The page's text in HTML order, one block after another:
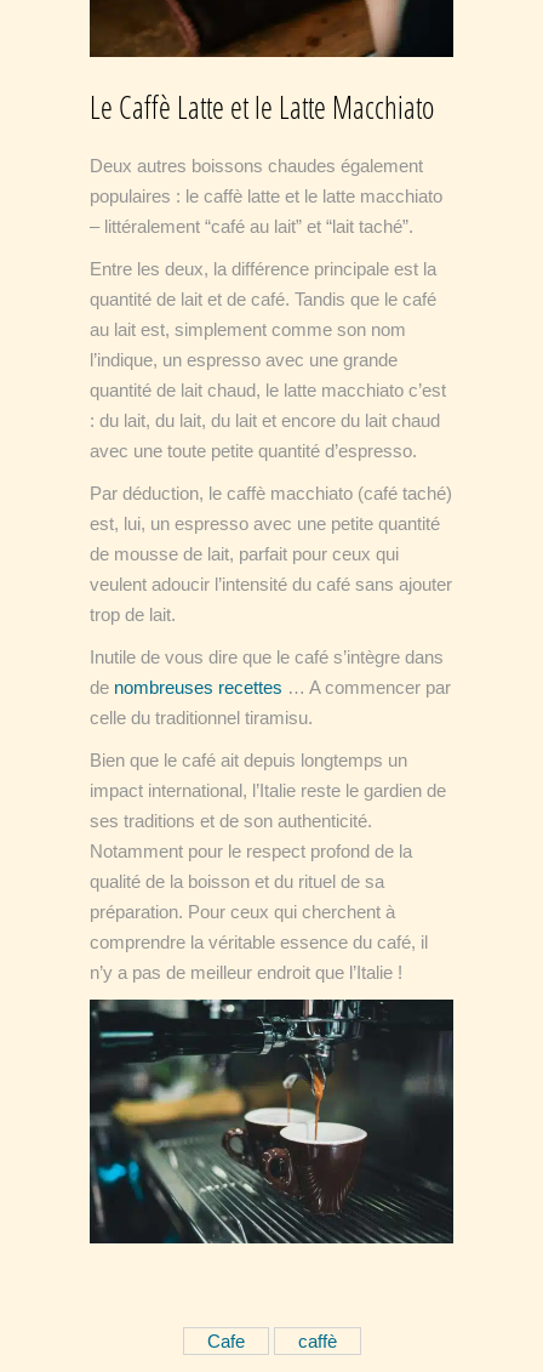
Le Caffè Latte et le Latte Macchiato
Deux autres boissons chaudes également
populaires : le caffè latte et le latte macchiato
– littéralement “café au lait” et “lait taché”.
Entre les deux, la différence principale est la
quantité de lait et de café. Tandis que le café
au lait est, simplement comme son nom
l’indique, un espresso avec une grande
quantité de lait chaud, le latte macchiato c’est
: du lait, du lait, du lait et encore du lait chaud
avec une toute petite quantité d’espresso.
Par déduction, le caffè macchiato (café taché)
est, lui, un espresso avec une petite quantité
de mousse de lait, parfait pour ceux qui
veulent adoucir l’intensité du café sans ajouter
trop de lait.
Inutile de vous dire que le café s’intègre dans
de nombreuses recettes … A commencer par
celle du traditionnel tiramisu.
Bien que le café ait depuis longtemps un
impact international, l’Italie reste le gardien de
ses traditions et de son authenticité.
Notamment pour le respect profond de la
qualité de la boisson et du rituel de sa
préparation. Pour ceux qui cherchent à
comprendre la véritable essence du café, il
n’y a pas de meilleur endroit que l’Italie !
Cafe caffè